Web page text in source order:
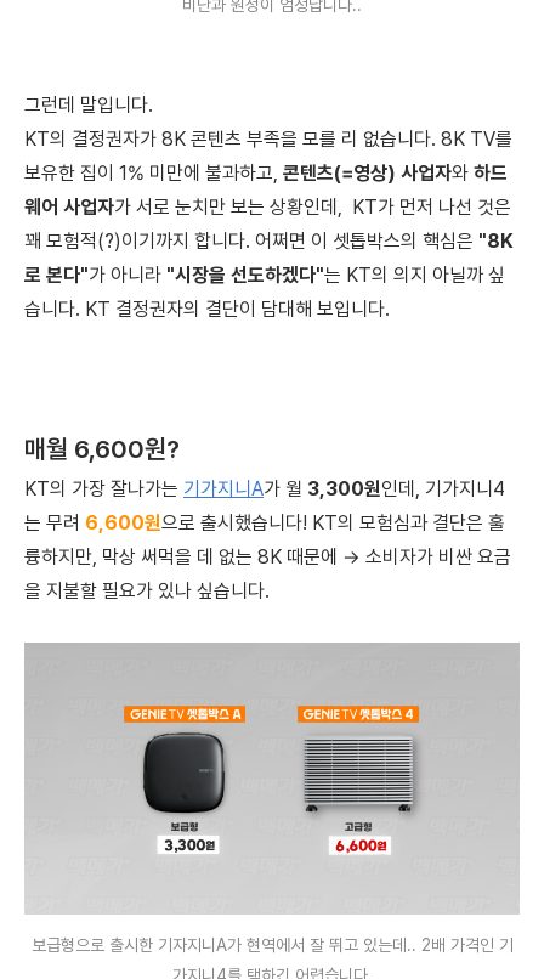
비난과 원성이 엄청납니다..
그런데 말입니다.
KT의 결정권자가 8K 콘텐츠 부족을 모를 리 없습니다. 8K TV를
보유한 집이 1% 미만에 불과하고, 콘텐츠(=영상) 사업자와 하드
웨어 사업자가 서로 눈치만 보는 상황인데, KT가 먼저 나선 것은
꽤 모험적(?)이기까지 합니다. 어쩌면 이 셋톱박스의 핵심은 "8K
로 본다"가 아니라 "시장을 선도하겠다"는 KT의 의지 아닐까 싶
습니다. KT 결정권자의 결단이 담대해 보입니다.
매월 6,600원?
KT의 가장 잘나가는 기가지니A가 월 3,300원인데, 기가지니4
는 무려 6,600원으로 출시했습니다! KT의 모험심과 결단은 훌
륭하지만, 막상 써먹을 데 없는 8K 때문에 → 소비자가 비싼 요금
을 지불할 필요가 있나 싶습니다.
보급형으로 출시한 기자지니A가 현역에서 잘 뛰고 있는데.. 2배 가격인 기